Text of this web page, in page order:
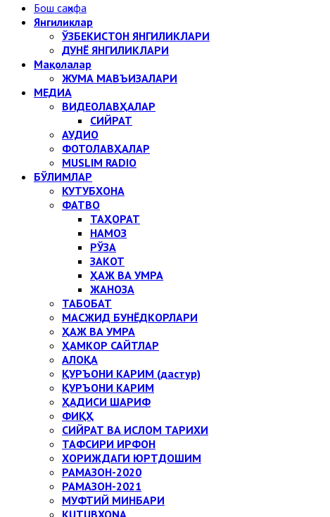
Бош саҳифа
Янгиликлар
ЎЗБЕКИСТОН ЯНГИЛИКЛАРИ
ДУНЁ ЯНГИЛИКЛАРИ
Мақолалар
ЖУМА МАВЪИЗАЛАРИ
МЕДИА
ВИДЕОЛАВҲАЛАР
СИЙРАТ
АУДИО
ФОТОЛАВҲАЛАР
MUSLIM RADIO
БЎЛИМЛАР
КУТУБХОНА
ФАТВО
ТАҲОРАТ
НАМОЗ
РЎЗА
ЗАКОТ
ҲАЖ ВА УМРА
ЖАНОЗА
ТАБОБАТ
МАСЖИД БУНЁДКОРЛАРИ
ҲАЖ ВА УМРА
ҲАМКОР САЙТЛАР
АЛОҚА
ҚУРЪОНИ КАРИМ (дастур)
ҚУРЪОНИ КАРИМ
ҲАДИСИ ШАРИФ
ФИҚҲ
СИЙРАТ ВА ИСЛОМ ТАРИХИ
ТАФСИРИ ИРФОН
ХОРИЖДАГИ ЮРТДОШИМ
РАМАЗОН-2020
РАМАЗОН-2021
МУФТИЙ МИНБАРИ
KUTUBXONA